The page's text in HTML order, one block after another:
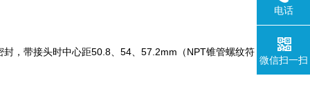
，带接头时中心距50.8、54、57.2mm（NPT锥管螺纹符
电话
微信扫一扫